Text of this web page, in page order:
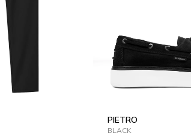
PIETRO
BLACK